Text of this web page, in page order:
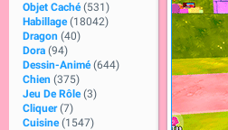
Objet Caché (531)
Habillage (18042)
Dragon (40)
Dora (94)
Dessin-Animé (644)
Chien (375)
Jeu De Rôle (3)
Cliquer (7)
Cuisine (1547)